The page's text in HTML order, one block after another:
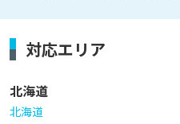
対応エリア
北海道
北海道